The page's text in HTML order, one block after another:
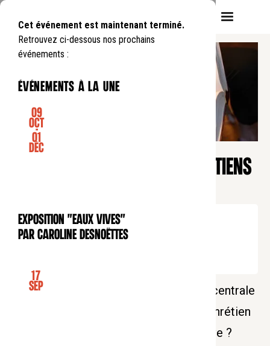
Cet événement est maintenant terminé.
Retrouvez ci-dessous nos prochains
événements :
événements à la une
EXPOSITION
09
Oct
-
01
Déc
Exposition "Eaux Vives"
par Caroline Desnoëttes
17
Sep
CONFÉRENCE
« YESHIVA » – JUIFS ET CHRÉTIENS
DuJeudi9
.
01au Jeudi27
.
03de19:30à
Tarif normal : 10€
L’étude de la Torah occupe une place centrale
dans le judaïsme. Est-il possible à un chrétien
d’apprendre à l'étudier à la manière juive ?